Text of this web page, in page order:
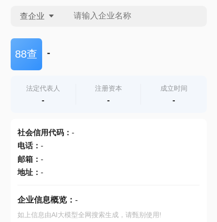
查企业
查企业
查产地
88查 -
法定代表人
-
注册资本
-
成立时间
-
社会信用代码： -
电话： -
邮箱： -
地址： -
企业信息概览： -
如上信息由AI大模型全网搜索生成，请甄别使用!